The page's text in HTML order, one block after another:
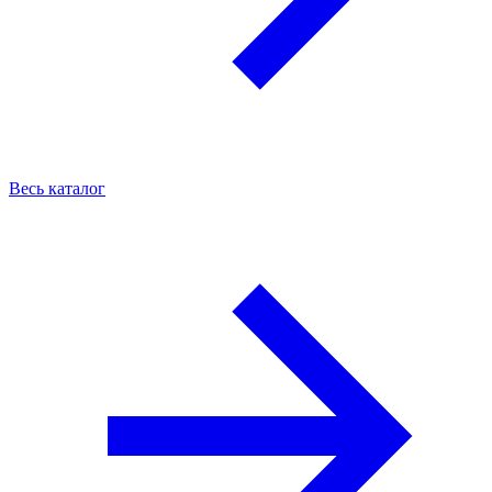
Весь каталог